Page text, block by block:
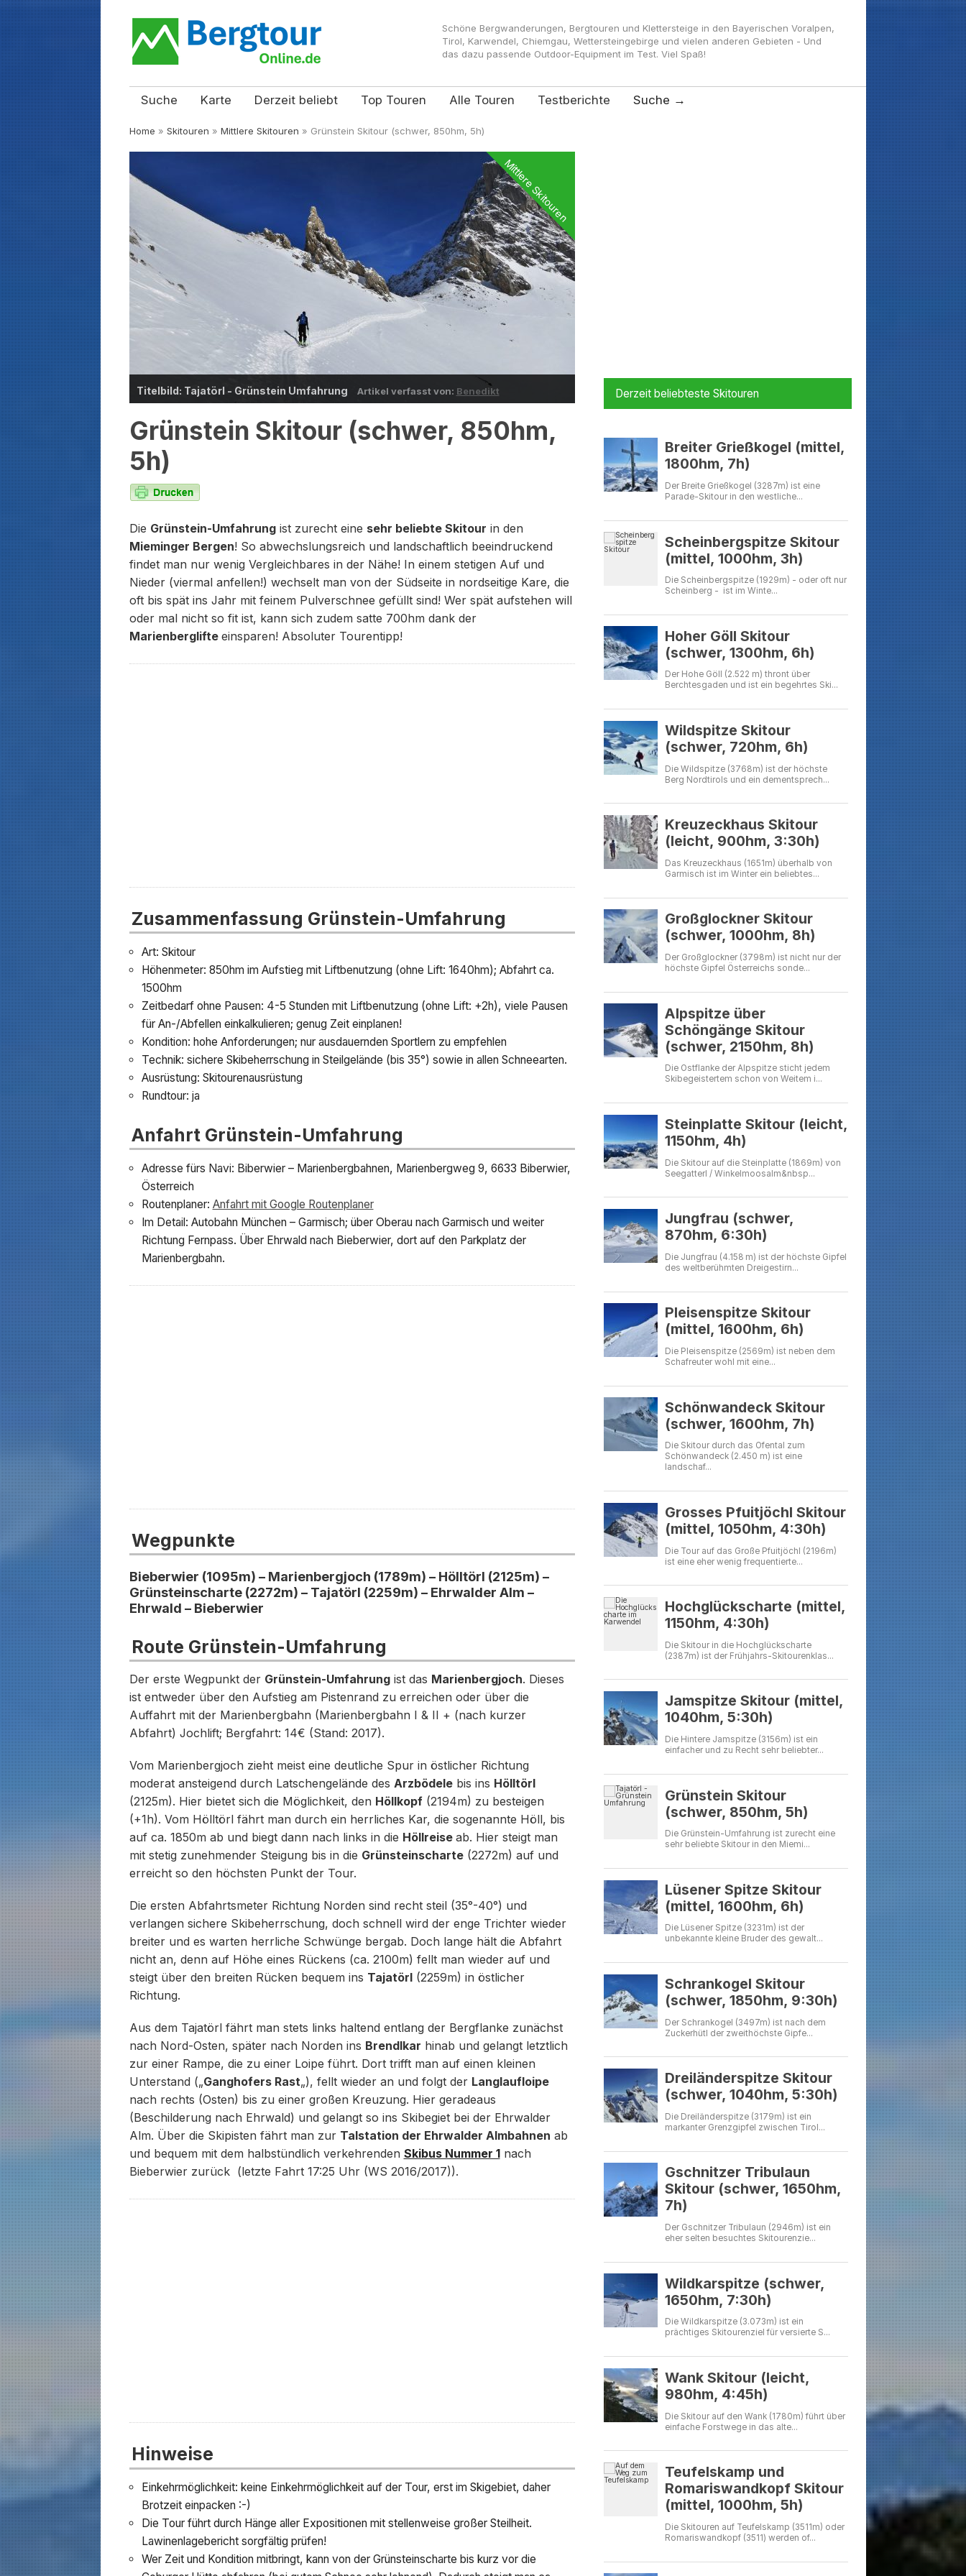
Schöne Bergwanderungen, Bergtouren und Klettersteige in den Bayerischen Voralpen,
Tirol, Karwendel, Chiemgau, Wettersteingebirge und vielen anderen Gebieten - Und
das dazu passende Outdoor-Equipment im Test. Viel Spaß!
Suche Karte Derzeit beliebt Top Touren Alle Touren Testberichte Suche →
Home » Skitouren » Mittlere Skitouren » Grünstein Skitour (schwer, 850hm, 5h)
Mittlere Skitouren
Titelbild: Tajatörl - Grünstein Umfahrung Artikel verfasst von: Benedikt
Grünstein Skitour (schwer, 850hm,
5h)
Die Grünstein-Umfahrungist zurecht eine sehr beliebte Skitour in den
Mieminger Bergen! So abwechslungsreich und landschaftlich beeindruckend
findet man nur wenig Vergleichbares in der Nähe! In einem stetigen Auf und
Nieder (viermal anfellen!) wechselt man von der Südseite in nordseitige Kare, die
oft bis spät ins Jahr mit feinem Pulverschnee gefüllt sind! Wer spät aufstehen will
oder mal nicht so fit ist, kann sich zudem satte 700hm dank der
Marienberglifte einsparen! Absoluter Tourentipp!
Zusammenfassung Grünstein-Umfahrung
Art: Skitour
Höhenmeter: 850hm im Aufstieg mit Liftbenutzung (ohne Lift: 1640hm); Abfahrt ca.
1500hm
Zeitbedarf ohne Pausen: 4-5 Stunden mit Liftbenutzung (ohne Lift: +2h), viele Pausen
für An-/Abfellen einkalkulieren; genug Zeit einplanen!
Kondition: hohe Anforderungen; nur ausdauernden Sportlern zu empfehlen
Technik: sichere Skibeherrschung in Steilgelände (bis 35°) sowie in allen Schneearten.
Ausrüstung: Skitourenausrüstung
Rundtour: ja
Anfahrt Grünstein-Umfahrung
Adresse fürs Navi: Biberwier – Marienbergbahnen, Marienbergweg 9, 6633 Biberwier,
Österreich
Routenplaner: Anfahrt mit Google Routenplaner
Im Detail: Autobahn München – Garmisch; über Oberau nach Garmisch und weiter
Richtung Fernpass. Über Ehrwald nach Bieberwier, dort auf den Parkplatz der
Marienbergbahn.
Wegpunkte
Bieberwier (1095m) – Marienbergjoch (1789m) – Hölltörl (2125m) –
Grünsteinscharte (2272m) – Tajatörl (2259m) – Ehrwalder Alm –
Ehrwald – Bieberwier
Route Grünstein-Umfahrung
Der erste Wegpunkt der Grünstein-Umfahrungist das Marienbergjoch. Dieses
ist entweder über den Aufstieg am Pistenrand zu erreichen oder über die
Auffahrt mit der Marienbergbahn (Marienbergbahn I & II + (nach kurzer
Abfahrt) Jochlift; Bergfahrt: 14€ (Stand: 2017).
Vom Marienbergjoch zieht meist eine deutliche Spur in östlicher Richtung
moderat ansteigend durch Latschengelände des Arzbödelebis ins Hölltörl
(2125m). Hier bietet sich die Möglichkeit, den Höllkopf(2194m) zu besteigen
(+1h). Vom Hölltörl fährt man durch ein herrliches Kar, die sogenannte Höll, bis
auf ca. 1850m ab und biegt dann nach links in die Höllreise ab. Hier steigt man
mit stetig zunehmender Steigung bis in die Grünsteinscharte(2272m) auf und
erreicht so den höchsten Punkt der Tour.
Die ersten Abfahrtsmeter Richtung Norden sind recht steil (35°-40°) und
verlangen sichere Skibeherrschung, doch schnell wird der enge Trichter wieder
breiter und es warten herrliche Schwünge bergab. Doch lange hält die Abfahrt
nicht an, denn auf Höhe eines Rückens (ca. 2100m) fellt man wieder auf und
steigt über den breiten Rücken bequem ins Tajatörl (2259m) in östlicher
Richtung.
Aus dem Tajatörl fährt man stets links haltend entlang der Bergflanke zunächst
nach Nord-Osten, später nach Norden ins Brendlkar hinab und gelangt letztlich
zur einer Rampe, die zu einer Loipe führt. Dort trifft man auf einen kleinen
Unterstand („Ganghofers Rast„), fellt wieder an und folgt der Langlaufloipe
nach rechts (Osten) bis zu einer großen Kreuzung. Hier geradeaus
(Beschilderung nach Ehrwald) und gelangt so ins Skibegiet bei der Ehrwalder
Alm. Über die Skipisten fährt man zur Talstation der Ehrwalder Almbahnen ab
und bequem mit dem halbstündlich verkehrenden Skibus Nummer 1 nach
Bieberwier zurück (letzte Fahrt 17:25 Uhr (WS 2016/2017)).
Hinweise
Einkehrmöglichkeit: keine Einkehrmöglichkeit auf der Tour, erst im Skigebiet, daher
Brotzeit einpacken :-)
Die Tour führt durch Hänge aller Expositionen mit stellenweise großer Steilheit.
Lawinenlagebericht sorgfältig prüfen!
Wer Zeit und Kondition mitbringt, kann von der Grünsteinscharte bis kurz vor die
Derzeit beliebteste Skitouren